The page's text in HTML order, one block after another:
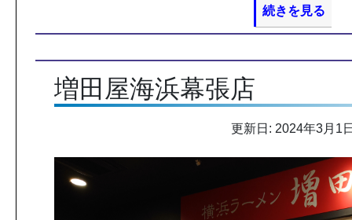
続きを見る
増田屋海浜幕張店
更新日: 2024年3月1